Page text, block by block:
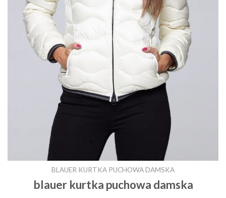
BLAUER KURTKA PUCHOWA DAMSKA
blauer kurtka puchowa damska